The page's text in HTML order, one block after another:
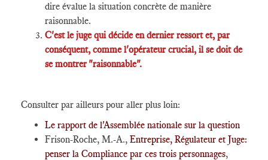
dire évalue la situation concrète de manière
raisonnable.
C'est le juge qui décide en dernier ressort et, par
conséquent, comme l'opérateur crucial, il se doit de
se montrer "raisonnable".
Consulter par ailleurs pour aller plus loin:
Le rapport de l'Assemblée nationale sur la question
Frison-Roche, M.-A., Entreprise, Régulateur et Juge:
penser la Compliance par ces trois personnages,